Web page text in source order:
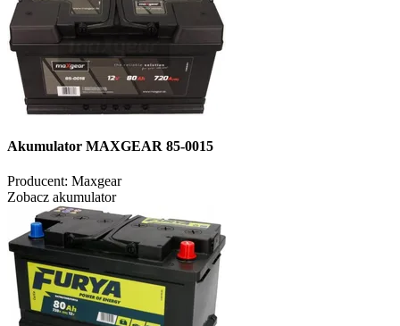
Akumulator MAXGEAR 85-0015
Producent: Maxgear
Zobacz akumulator